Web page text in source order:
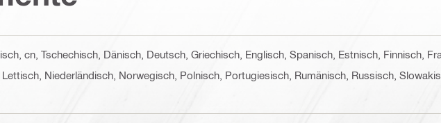
cn, Tschechisch, Dänisch, Deutsch, Griechisch, Englisch, Spanisch, Estnisch, Finnisch,
Niederländisch, Norwegisch, Polnisch, Portugiesisch, Rumänisch, Russisch,